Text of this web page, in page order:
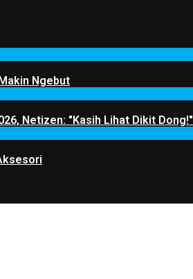
Ngebut
Netizen: "Kasih Lihat Dikit Dong!"